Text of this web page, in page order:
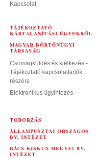
Kapcsolat
TÁJÉKOZTATÓ
KÁRTALANÍTÁSI ÜGYEKRŐL
MAGYAR BÖRTÖNÜGYI
TÁRSASÁG
Csomagküldés és kiétkezés -
Tájékoztató kapcsolattartók
részére
Elektronikus ügyintézés
TOBORZÁS
ÁLLAMPUSZTAI ORSZÁGOS
BV. INTÉZET
BÁCS-KISKUN MEGYEI BV.
INTÉZET